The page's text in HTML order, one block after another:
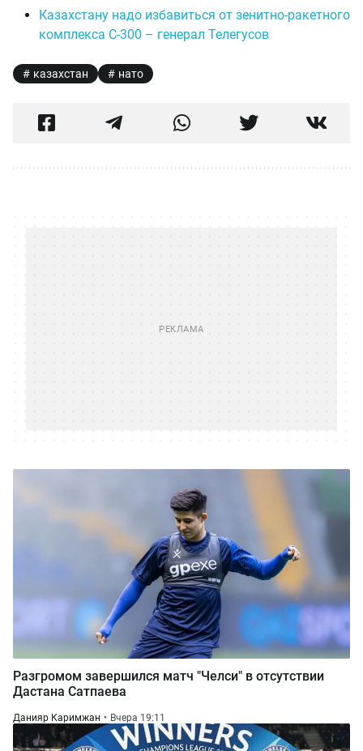
Казахстану надо избавиться от зенитно-ракетного
комплекса С-300 – генерал Телегусов
казахстан нато
Разгромом завершился матч "Челси" в отсутствии
Дастана Сатпаева
Данияр Каримжан Вчера 19:11